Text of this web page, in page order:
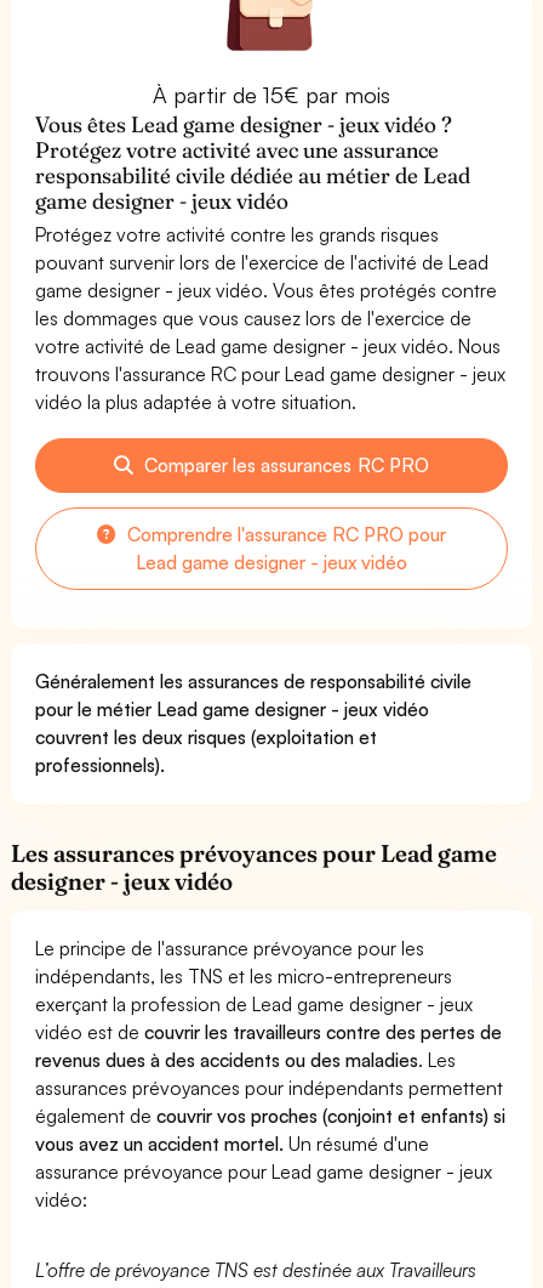
À partir de 15€ par mois
Vous êtes Lead game designer - jeux vidéo ?
Protégez votre activité avec une assurance
responsabilité civile dédiée au métier de Lead
game designer - jeux vidéo
Protégez votre activité contre les grands risques
pouvant survenir lors de l'exercice de l'activité de Lead
game designer - jeux vidéo. Vous êtes protégés contre
les dommages que vous causez lors de l'exercice de
votre activité de Lead game designer - jeux vidéo. Nous
trouvons l'assurance RC pour Lead game designer - jeux
vidéo la plus adaptée à votre situation.
Comparer les assurances RC PRO
Comprendre l'assurance RC PRO pour
Lead game designer - jeux vidéo
Généralement les assurances de responsabilité civile
pour le métier Lead game designer - jeux vidéo
couvrent les deux risques (exploitation et
professionnels).
Les assurances prévoyances pour Lead game
designer - jeux vidéo
Le principe de l'assurance prévoyance pour les
indépendants, les TNS et les micro-entrepreneurs
exerçant la profession de Lead game designer - jeux
vidéo est decouvrir les travailleurs contre des pertes de
revenus dues à des accidents ou des maladies. Les
assurances prévoyances pour indépendants permettent
également decouvrir vos proches (conjoint et enfants) si
vous avez un accident mortel. Un résumé d'une
assurance prévoyance pour Lead game designer - jeux
vidéo:
L’offre de prévoyance TNS est destinée aux Travailleurs